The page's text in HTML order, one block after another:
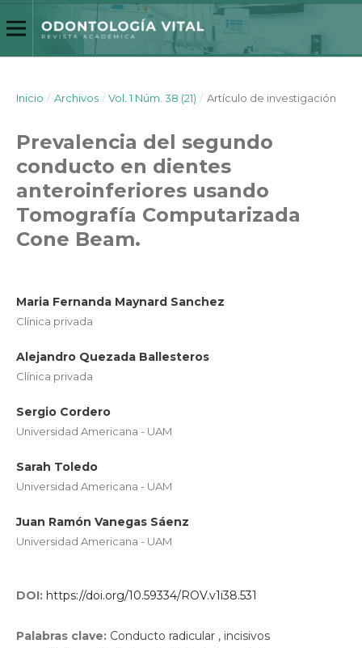
Inicio / Archivos / Vol. 1 Núm. 38 (21) / Artículo de investigación
Prevalencia del segundo
conducto en dientes
anteroinferiores usando
Tomografía Computarizada
Cone Beam.
Maria Fernanda Maynard Sanchez
Clínica privada
Alejandro Quezada Ballesteros
Clínica privada
Sergio Cordero
Universidad Americana - UAM
Sarah Toledo
Universidad Americana - UAM
Juan Ramón Vanegas Sáenz
Universidad Americana - UAM
DOI: https://doi.org/10.59334/ROV.v1i38.531
Palabras clave: Conducto radicular , incisivos